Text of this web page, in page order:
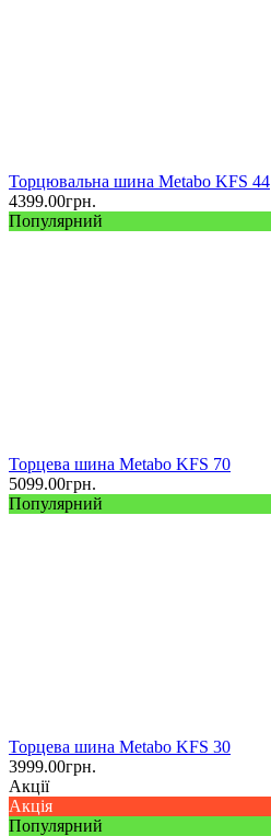
Торцювальна шина Metabo KFS 44
4399.00грн.
Популярний
Торцева шина Metabo KFS 70
5099.00грн.
Популярний
Торцева шина Metabo KFS 30
3999.00грн.
Акції
Акція
Популярний